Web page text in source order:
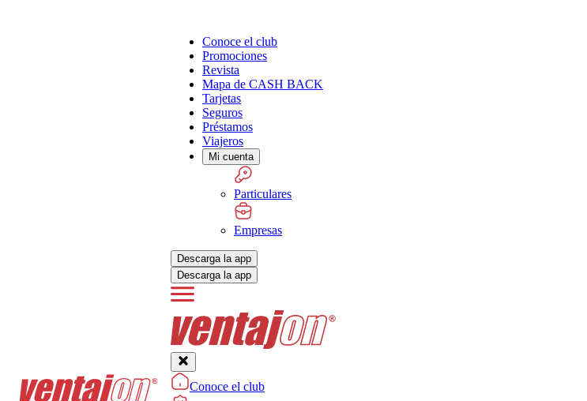
Conoce el club
Promociones
Revista
Mapa de CASH BACK
Tarjetas
Seguros
Préstamos
Viajeros
Mi cuenta
Particulares
Empresas
Descarga la app
Descarga la app
Conoce el club